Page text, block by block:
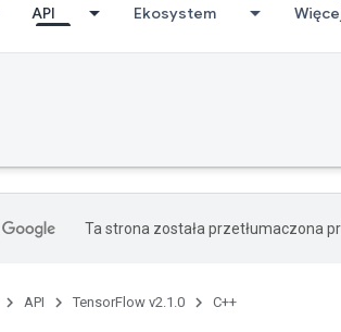
API Ekosystem
Ta strona została przetłumaczona
API TensorFlow v2.1.0 C++